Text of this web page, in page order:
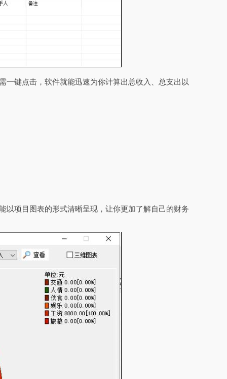
一键点击，软件就能迅速为你计算出总收入、总支出以
以项目图表的形式清晰呈现，让你更加了解自己的财务